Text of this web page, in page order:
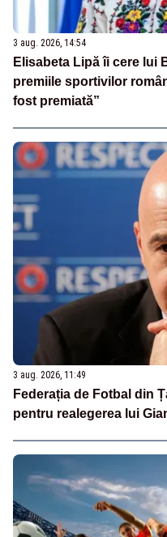
3 aug. 2026, 14:54
Elisabeta Lipă îi cere lui
premiile sportivilor
fost premiată”
3 aug. 2026, 11:49
Federația de Fotbal din
pentru realegerea lui